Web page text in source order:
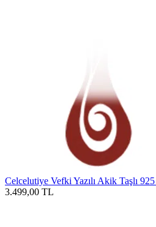
Celcelutiye Vefki Yazılı Akik Taşlı
3.499,00 TL